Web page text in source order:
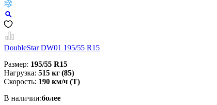
DoubleStar DW01 195/55 R15
Размер: 195/55 R15
Нагрузка: 515 кг (85)
Скорость: 190 км/ч (T)
В наличии:более